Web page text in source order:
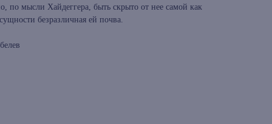
по мысли Хайдеггера, быть скрыто от нее самой как
безразличная ей почва.